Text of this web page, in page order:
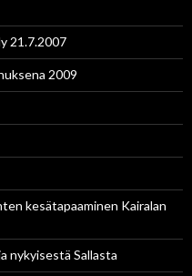
21.7.2007
2009
kesätapaaminen Kairalan
nykyisestä Sallasta